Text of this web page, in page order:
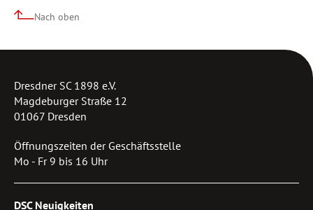
Nach oben
Dresdner SC 1898 e.V.
Magdeburger Straße 12
01067 Dresden
Öffnungszeiten der Geschäftsstelle
Mo - Fr 9 bis 16 Uhr
DSC Neuigkeiten